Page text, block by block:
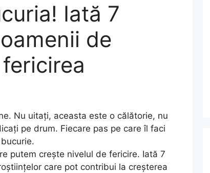
Iată 7
de
Nu uitați, aceasta este o călătorie, nu
pe drum. Fiecare pas pe care îl faci
putem crește nivelul de fericire. Iată 7
care pot contribui la creșterea